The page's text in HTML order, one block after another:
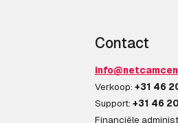
Contact
Verkoop: +31 46
Support: +31 46
Financiële